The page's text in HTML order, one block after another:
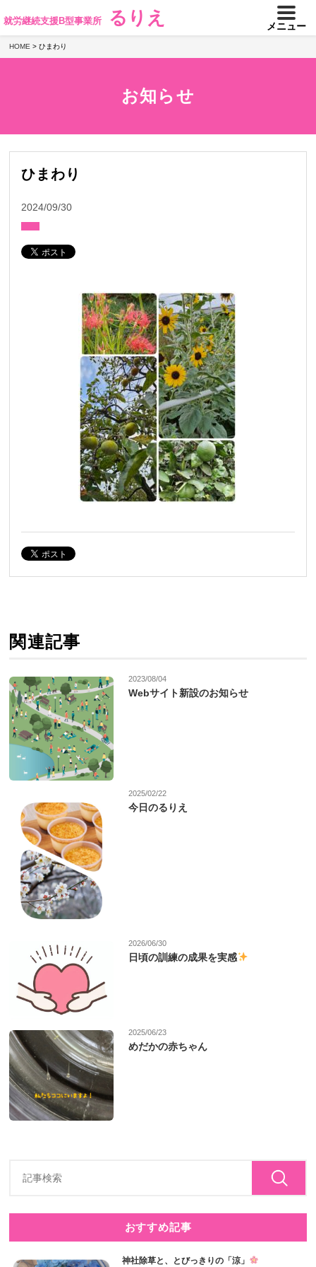
就労継続支援B型事業所 るりえ メニュー
HOME > ひまわり
お知らせ
ひまわり
2024/09/30
関連記事
2023/08/04
Webサイト新設のお知らせ
2025/02/22
今日のるりえ
2026/06/30
日頃の訓練の成果を実感
2025/06/23
めだかの赤ちゃん
おすすめ記事
神社除草と、とびっきりの「涼」